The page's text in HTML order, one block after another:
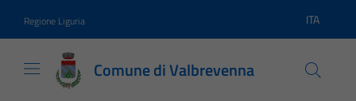
Regione Liguria Lingua
ITA
Comune di Valbrevenna